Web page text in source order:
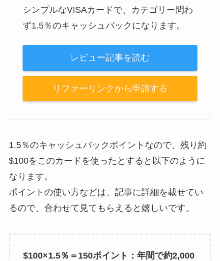
シンプルなVISAカードで、カテゴリー問わ
ず1.5％のキャッシュバックになります。
レビュー記事を読む
リファーリンクから申請する
1.5％のキャッシュバックポイントなので、残り約
$100をこのカードを使ったとすると以下のように
なります。
ポイントの使い方などは、記事に詳細を載せてい
るので、合わせて見てもらえると嬉しいです。
$100×1.5％＝150ポイント：年間で約2,000